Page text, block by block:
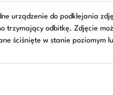
urządzenie do podklejania
trzymający odbitkę. Zdjęcie
ściśnięte w stanie poziomym